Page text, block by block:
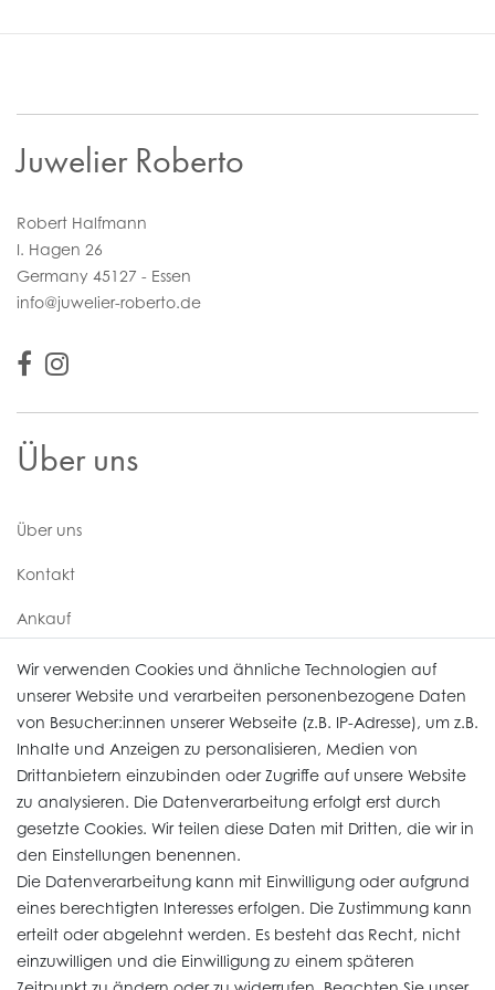
Juwelier Roberto
Robert Halfmann
I. Hagen 26
Germany 45127 - Essen
info@juwelier-roberto.de
Über uns
Über uns
Kontakt
Ankauf
Uhren Service
Vertrag widerrufen
Informationen
Widerrufs­recht
Impressum
Wir verwenden Cookies und ähnliche Technologien auf
unserer Website und verarbeiten personenbezogene Daten
von Besucher:innen unserer Webseite (z.B. IP-Adresse), um z.B.
Inhalte und Anzeigen zu personalisieren, Medien von
Drittanbietern einzubinden oder Zugriffe auf unsere Website
zu analysieren. Die Datenverarbeitung erfolgt erst durch
gesetzte Cookies. Wir teilen diese Daten mit Dritten, die wir in
den Einstellungen benennen.
Die Datenverarbeitung kann mit Einwilligung oder aufgrund
eines berechtigten Interesses erfolgen. Die Zustimmung kann
erteilt oder abgelehnt werden. Es besteht das Recht, nicht
einzuwilligen und die Einwilligung zu einem späteren